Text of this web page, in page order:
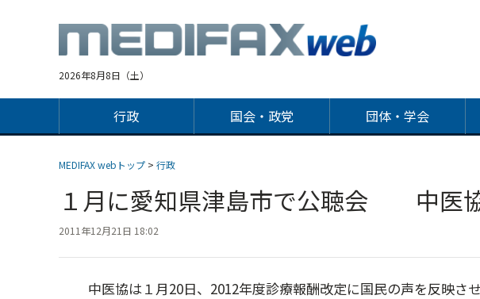
2026年8月8日（土）
行政 国会・政党 団体・学会
MEDIFAX webトップ > 行政
１月に愛知県津島市で公聴会 中医
2011年12月21日 18:02
中医協は１月20日、2012年度診療報酬改定に国民の声を反映さ